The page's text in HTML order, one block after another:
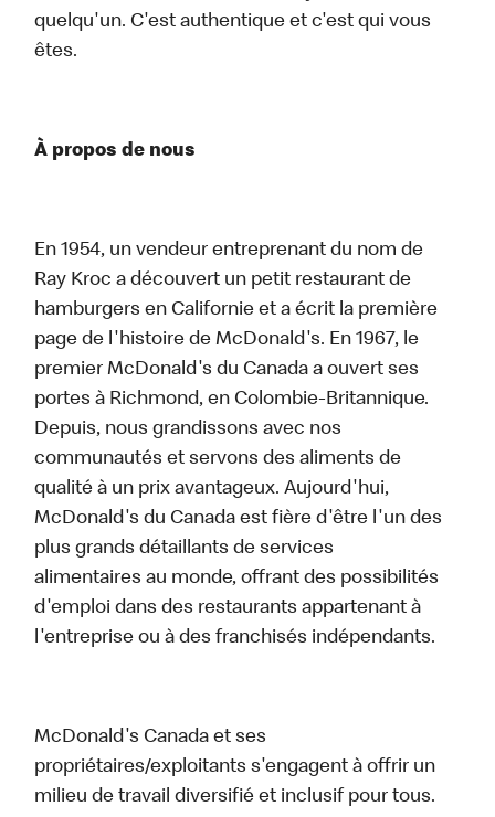
quelqu'un. C'est authentique et c'est qui vous
êtes.
À propos de nous
En 1954, un vendeur entreprenant du nom de
Ray Kroc a découvert un petit restaurant de
hamburgers en Californie et a écrit la première
page de l'histoire de McDonald's. En 1967, le
premier McDonald's du Canada a ouvert ses
portes à Richmond, en Colombie-Britannique.
Depuis, nous grandissons avec nos
communautés et servons des aliments de
qualité à un prix avantageux. Aujourd'hui,
McDonald's du Canada est fière d'être l'un des
plus grands détaillants de services
alimentaires au monde, offrant des possibilités
d'emploi dans des restaurants appartenant à
l'entreprise ou à des franchisés indépendants.
McDonald's Canada et ses
propriétaires/exploitants s'engagent à offrir un
milieu de travail diversifié et inclusif pour tous.